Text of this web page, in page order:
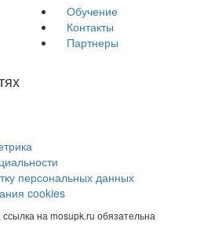
Обучение
Контакты
Партнеры
персональных данных
cookies
на mosupk.ru обязательна